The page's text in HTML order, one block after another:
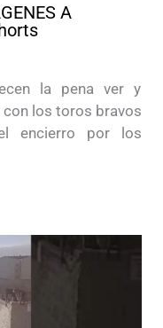
A
la pena ver y
los toros bravos
encierro por los